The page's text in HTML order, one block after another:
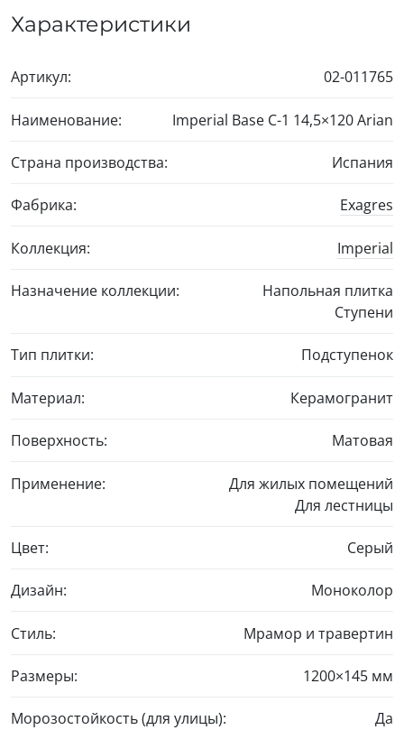
Характеристики
Артикул: 02-011765
Наименование: Imperial Base C-1 14,5×120Arian
Страна производства: Испания
Фабрика: Exagres
Коллекция: Imperial
Назначение коллекции:
Напольная плитка
Ступени
Тип плитки: Подступенок
Материал: Керамогранит
Поверхность: Матовая
Применение:
Для жилых помещений
Для лестницы
Цвет: Серый
Дизайн: Моноколор
Стиль: Мрамор и травертин
Размеры: 1200×145 мм
Морозостойкость (для улицы): Да